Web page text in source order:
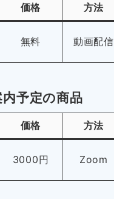
価格 方法
無料 動画配信
予定の商品
価格 方法
3000円 Zoom